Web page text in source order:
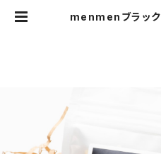
menmenブラッ